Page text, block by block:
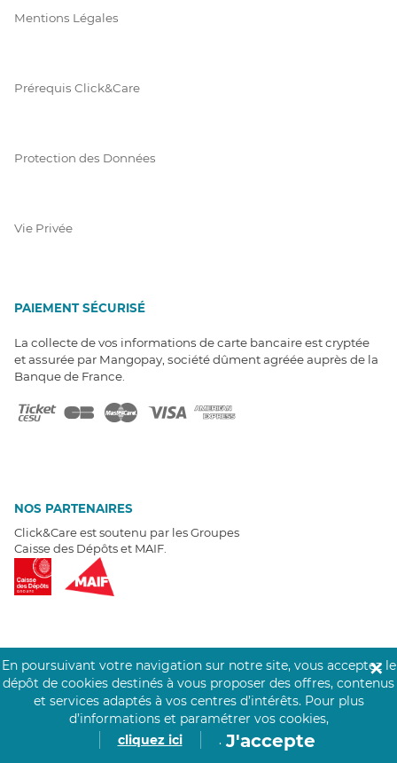
Mentions Légales
Prérequis Click&Care
Protection des Données
Vie Privée
PAIEMENT SÉCURISÉ
La collecte de vos informations de carte bancaire est cryptée
et assurée par Mangopay, société dûment agréée auprès de la
Banque de France.
NOS PARTENAIRES
Click&Care est soutenu par les Groupes
Caisse des Dépôts et MAIF.
Un besoin de recrutement ? Click&Care vous accompagne par
téléphone 7/7.
Être rappelé aujourd'hui
En poursuivant votre navigation sur notre site, vous acceptez le
dépôt de cookies destinés à vous proposer des offres, contenus
et services adaptés à vos centres d’intérêts. Pour plus
d’informations et paramétrer vos cookies,
cliquez ici
. J'accepte
✕